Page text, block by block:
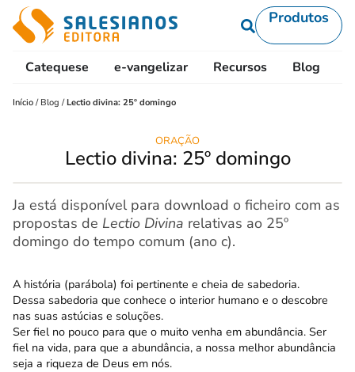
Produtos
Catequese e-vangelizar Recursos Blog
Início / Blog /Lectio divina: 25º domingo
ORAÇÃO
Lectio divina: 25º domingo
Ja está disponível para download o ficheiro com as
propostas de Lectio Divina relativas ao 25º
domingo do tempo comum (ano c).
A história (parábola) foi pertinente e cheia de sabedoria.
Dessa sabedoria que conhece o interior humano e o descobre
nas suas astúcias e soluções.
Ser fiel no pouco para que o muito venha em abundância. Ser
fiel na vida, para que a abundância, a nossa melhor abundância
seja a riqueza de Deus em nós.